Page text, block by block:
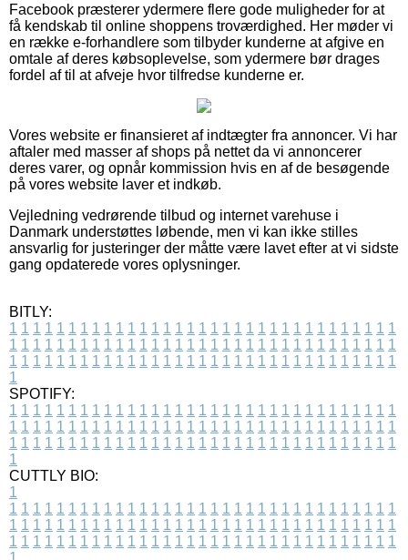
Facebook præsterer ydermere flere gode muligheder for at
få kendskab til online shoppens troværdighed. Her møder vi
en række e-forhandlere som tilbyder kunderne at afgive en
omtale af deres købsoplevelse, som ydermere bør drages
fordel af til at afveje hvor tilfredse kunderne er.
Vores website er finansieret af indtægter fra annoncer. Vi har
aftaler med masser af shops på nettet da vi annoncerer
deres varer, og opnår kommission hvis en af de besøgende
på vores website laver et indkøb.
Vejledning vedrørende tilbud og internet varehuse i
Danmark understøttes løbende, men vi kan ikke stilles
ansvarlig for justeringer der måtte være lavet efter at vi sidste
gang opdaterede vores oplysninger.
BITLY:
1 1 1 1 1 1 1 1 1 1 1 1 1 1 1 1 1 1 1 1 1 1 1 1 1 1 1 1 1 1 1 1 1
1 1 1 1 1 1 1 1 1 1 1 1 1 1 1 1 1 1 1 1 1 1 1 1 1 1 1 1 1 1 1 1 1
1 1 1 1 1 1 1 1 1 1 1 1 1 1 1 1 1 1 1 1 1 1 1 1 1 1 1 1 1 1 1 1 1
1
SPOTIFY:
1 1 1 1 1 1 1 1 1 1 1 1 1 1 1 1 1 1 1 1 1 1 1 1 1 1 1 1 1 1 1 1 1
1 1 1 1 1 1 1 1 1 1 1 1 1 1 1 1 1 1 1 1 1 1 1 1 1 1 1 1 1 1 1 1 1
1 1 1 1 1 1 1 1 1 1 1 1 1 1 1 1 1 1 1 1 1 1 1 1 1 1 1 1 1 1 1 1 1
1
CUTTLY BIO:
1
1 1 1 1 1 1 1 1 1 1 1 1 1 1 1 1 1 1 1 1 1 1 1 1 1 1 1 1 1 1 1 1 1
1 1 1 1 1 1 1 1 1 1 1 1 1 1 1 1 1 1 1 1 1 1 1 1 1 1 1 1 1 1 1 1 1
1 1 1 1 1 1 1 1 1 1 1 1 1 1 1 1 1 1 1 1 1 1 1 1 1 1 1 1 1 1 1 1 1